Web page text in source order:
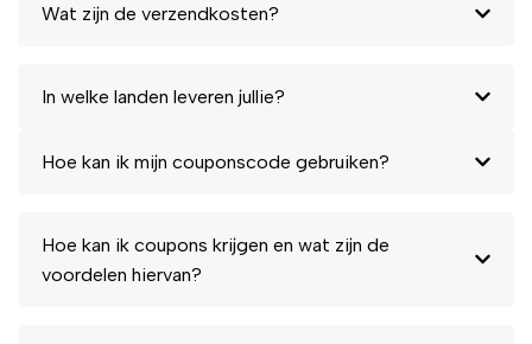
Wat zijn de verzendkosten?
In welke landen leveren jullie?
Hoe kan ik mijn couponscode gebruiken?
Hoe kan ik coupons krijgen en wat zijn de
voordelen hiervan?